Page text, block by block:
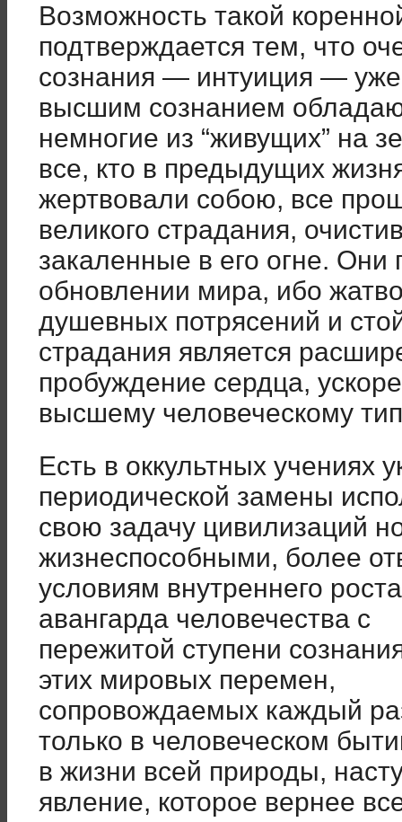
Возможность такой
подтверждается тем, что
сознания — интуиция — уже
высшим сознанием
немногие из “живущих” на
все, кто в предыдущих
жертвовали собою, все
великого страдания,
закаленные в его огне. Они
обновлении мира, ибо
душевных потрясений и
страдания является
пробуждение сердца,
высшему человеческому
Есть в оккультных учениях
периодической замены
свою задачу цивилизаций
жизнеспособными, более
условиям внутреннего
авангарда человечества с
пережитой ступени
этих мировых перемен,
сопровождаемых каждый
только в человеческом
в жизни всей природы,
явление, которое вернее